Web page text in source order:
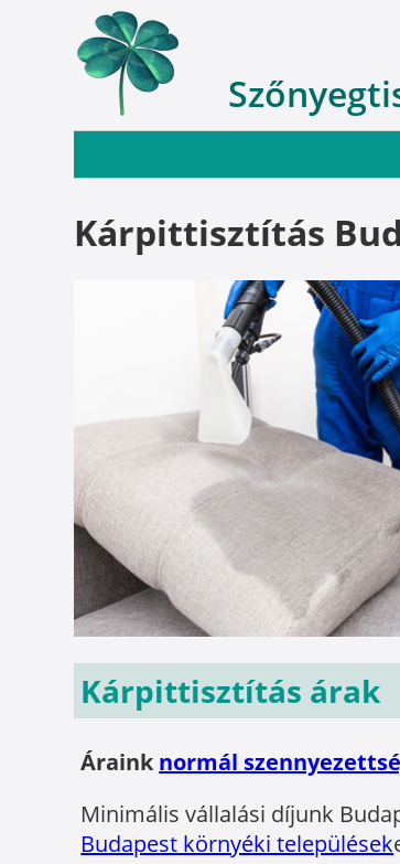
Kárpittisztítás
Kárpittisztítás árak
Áraink normál
Minimális vállalási díjunk
Budapest környéki települések